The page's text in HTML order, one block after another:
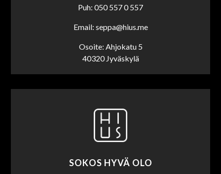
Puh: 050 557 0 557
Email: seppa@hius.me
Osoite: Ahjokatu 5
40320 Jyväskylä
SOKOS HYVÄ OLO